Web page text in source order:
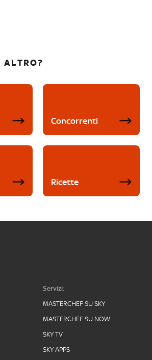
ALTRO?
Concorrenti
Ricette
Servizi:
MASTERCHEF SU SKY
MASTERCHEF SU NOW
SKY TV
SKY APPS